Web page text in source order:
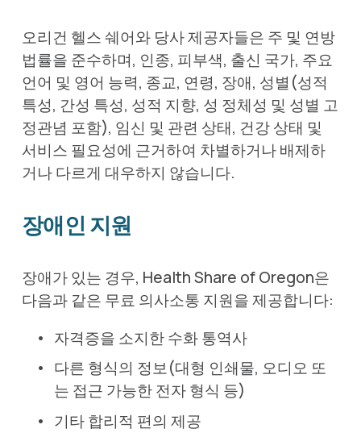
오리건 헬스 쉐어와 당사 제공자들은 주 및 연방
법률을 준수하며, 인종, 피부색, 출신 국가, 주요
언어 및 영어 능력, 종교, 연령, 장애, 성별(성적
특성, 간성 특성, 성적 지향, 성 정체성 및 성별 고
정관념 포함), 임신 및 관련 상태, 건강 상태 및
서비스 필요성에 근거하여 차별하거나 배제하
거나 다르게 대우하지 않습니다.
장애인 지원
장애가 있는 경우, Health Share of Oregon은
다음과 같은 무료 의사소통 지원을 제공합니다:
자격증을 소지한 수화 통역사
다른 형식의 정보(대형 인쇄물, 오디오 또
는 접근 가능한 전자 형식 등)
기타 합리적 편의 제공